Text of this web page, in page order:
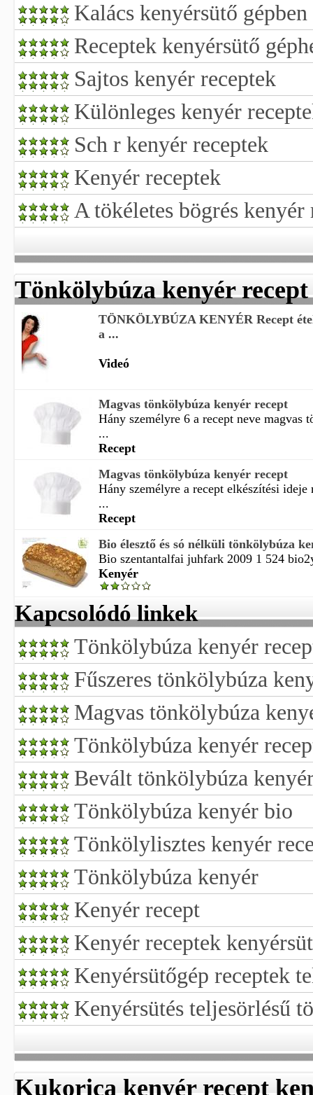
Kalács kenyérsütő gépben
Receptek kenyérsütő
Sajtos kenyér receptek
Különleges kenyér
Sch r kenyér receptek
Kenyér receptek
A tökéletes bögrés kenyér
Tönkölybúza kenyér
TÖNKÖLYBÚZA KENYÉR Recept
a ...
Videó
Magvas tönkölybúza kenyér recept
Hány személyre 6 a recept neve magvas
...
Recept
Magvas tönkölybúza kenyér recept
Hány személyre a recept elkészítési
...
Recept
Bio élesztő és só nélküli tönkölybúza
Bio szentantalfai juhfark 2009 1 524
Kenyér
Kapcsolódó linkek
Tönkölybúza kenyér
Fűszeres tönkölybúza
Magvas tönkölybúza
Tönkölybúza kenyér
Bevált tönkölybúza
Tönkölybúza kenyér bio
Tönkölylisztes kenyér
Tönkölybúza kenyér
Kenyér recept
Kenyér receptek
Kenyérsütőgép receptek
Kenyérsütés teljesörlésű
Kukorica kenyér recept